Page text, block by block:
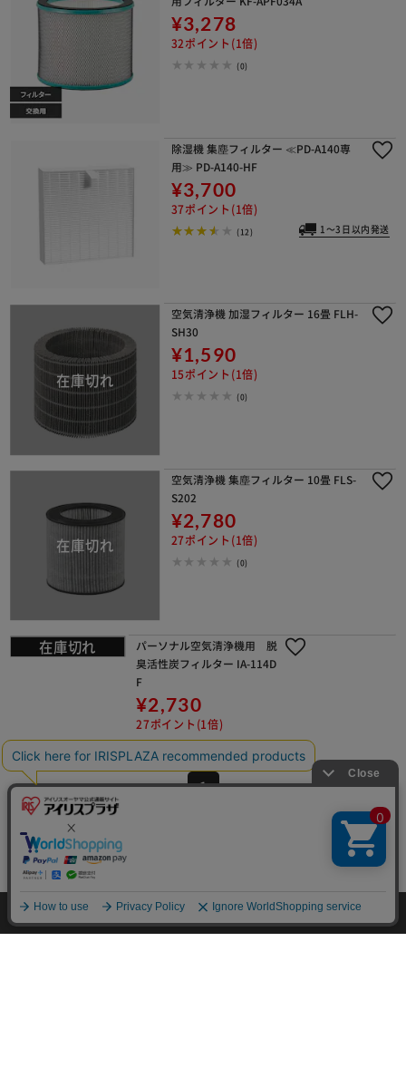
¥3,278
32ポイント(1倍)
(0)
除湿機 集塵フィルター ≪PD-A140専
用≫ PD-A140-HF
¥3,700
37ポイント(1倍)
(12) 1～3日以内発送
空気清浄機 加湿フィルター 16畳 FLH-
SH30
¥1,590
15ポイント(1倍)
(0)
空気清浄機 集塵フィルター 10畳 FLS-
S202
¥2,780
27ポイント(1倍)
(0)
パーソナル空気清浄機用 脱臭活性炭
フィルター IA-114DF
27ポイント(1倍)
HOME イベント 専用パーツ 空調・季節家電 空
HOME 探す ログイン お気に入り お知らせ